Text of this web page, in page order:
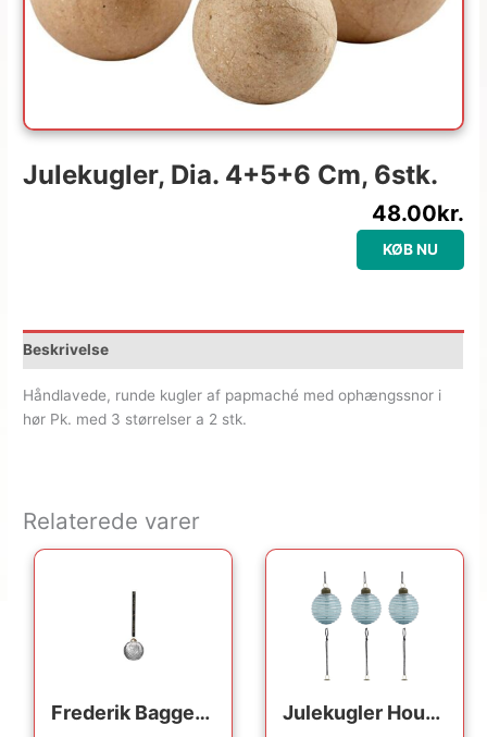
Julekugler, Dia. 4+5+6 Cm, 6stk.
48.00kr.
KØB NU
Beskrivelse
Håndlavede, runde kugler af papmaché med ophængssnor i
hør Pk. med 3 størrelser a 2 stk.
Relaterede varer
Frederik Bagger Crispy Glass Dark Ball : Erling Christensen Møbler
Den oprindelige pris var: 249.95kr..
Den aktuelle pris er: 124.98kr..
Julekugler House Doctor Lolli sæt 6 rillede ornamenter i blå glas og metal Ø6 cm